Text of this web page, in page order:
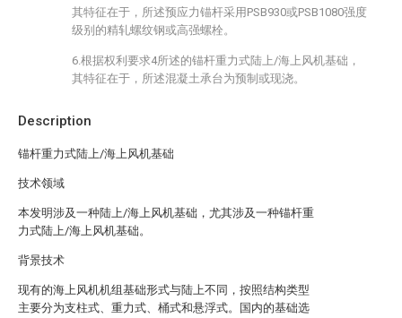
Description
锚杆重力式陆上/海上风机基础
技术领域
本发明涉及一种陆上/海上风机基础，尤其涉及一种锚杆重
力式陆上/海上风机基础。
背景技术
现有的海上风机机组基础形式与陆上不同，按照结构类型
主要分为支柱式、重力式、桶式和悬浮式。国内的基础选
其特征在于，所述预应力锚杆采用PSB930或PSB1080强度
级别的精轧螺纹钢或高强螺栓。
6.根据权利要求4所述的锚杆重力式陆上/海上风机基础，
其特征在于，所述混凝土承台为预制或现浇。